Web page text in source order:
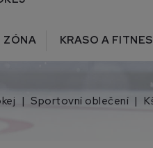
ZÓNA KRASO A
Sportovní oblečení